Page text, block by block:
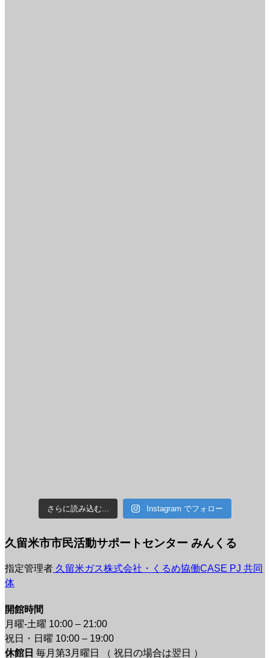
さらに読み込む... Instagram でフォロー
久留米市市民活動サポートセンター みんくる
指定管理者 久留米ガス株式会社・くるめ協働CASE PJ 共同
体
開館時間
月曜-土曜 10:00 – 21:00
祝日・日曜 10:00 – 19:00
休館日 毎月第3月曜日 （ 祝日の場合は翌日 ）